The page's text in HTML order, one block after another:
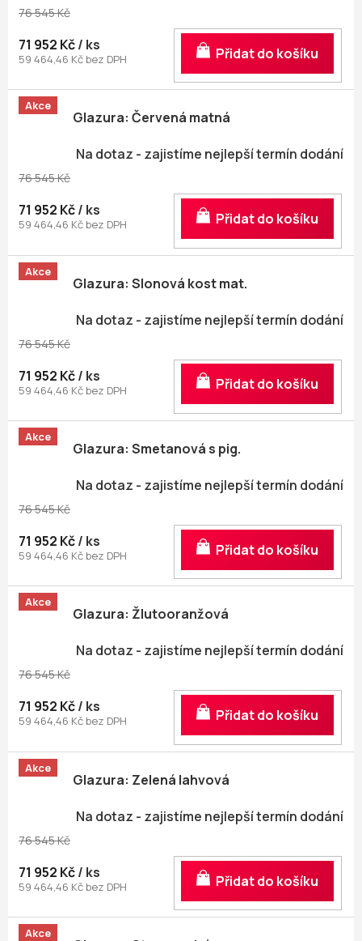
76 545 Kč
71 952 Kč/ ks
59 464,46 Kč bez DPH Do košíku
Akce
Glazura: Červená matná
76 545 Kč
71 952 Kč/ ks
59 464,46 Kč bez DPH
Na dotaz - zajistíme nejlepší termín dodání
Do košíku
Akce
Glazura: Slonová kost mat.
76 545 Kč
71 952 Kč/ ks
59 464,46 Kč bez DPH
Na dotaz - zajistíme nejlepší termín dodání
Do košíku
Akce
Glazura: Smetanová s pig.
76 545 Kč
71 952 Kč/ ks
59 464,46 Kč bez DPH
Na dotaz - zajistíme nejlepší termín dodání
Do košíku
Akce
Glazura: Žlutooranžová
76 545 Kč
71 952 Kč/ ks
59 464,46 Kč bez DPH
Na dotaz - zajistíme nejlepší termín dodání
Do košíku
Akce
Glazura: Zelená lahvová
76 545 Kč
71 952 Kč/ ks
59 464,46 Kč bez DPH
Na dotaz - zajistíme nejlepší termín dodání
Do košíku
Akce